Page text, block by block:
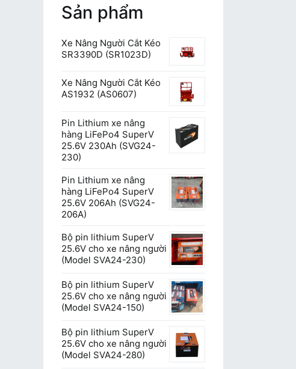
Sản phẩm
Xe Nâng Người Cắt Kéo
SR3390D (SR1023D)
Xe Nâng Người Cắt Kéo
AS1932 (AS0607)
Pin Lithium xe nâng
hàng LiFePo4 SuperV
25.6V 230Ah (SVG24-
230)
Pin Lithium xe nâng
hàng LiFePo4 SuperV
25.6V 206Ah (SVG24-
206A)
Bộ pin lithium SuperV
25.6V cho xe nâng người
(Model SVA24-230)
Bộ pin lithium SuperV
25.6V cho xe nâng người
(Model SVA24-150)
Bộ pin lithium SuperV
25.6V cho xe nâng người
(Model SVA24-280)